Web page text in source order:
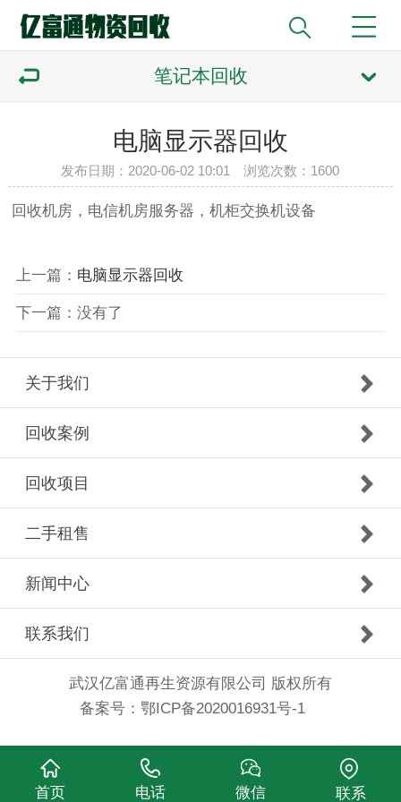
笔记本回收
电脑显示器回收
发布日期：2020-06-02 10:01 浏览次数： 1600
回收机房，电信机房服务器，机柜交换机设备
上一篇 ： 电脑显示器回收
下一篇 ： 没有了
关于我们
回收案例
回收项目
二手租售
新闻中心
联系我们
武汉亿富通再生资源有限公司 版权所有
备案号：鄂ICP备2020016931号-1
首页 电话 微信 联系